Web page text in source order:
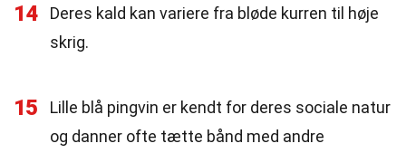
14
Deres kald kan variere fra bløde kurren til høje
skrig.
15
Lille blå pingvin er kendt for deres sociale natur
og danner ofte tætte bånd med andre